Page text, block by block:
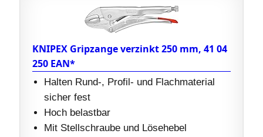
KNIPEX Gripzange verzinkt 250 mm, 41 04
250 EAN*
Halten Rund-, Profil- und Flachmaterial
sicher fest
Hoch belastbar
Mit Stellschraube und Lösehebel